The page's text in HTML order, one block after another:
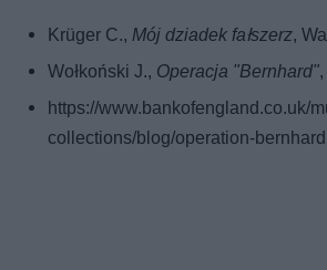
Krüger C., Mój dziadek fałszerz,
Wołkoński J., Operacja "Bernhard"
https://www.bankofengland.co.uk/
collections/blog/operation-bernhard